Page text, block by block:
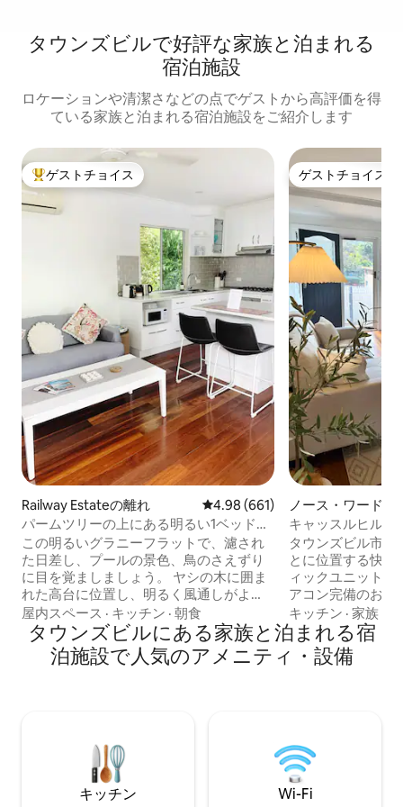
タウンズビルで好評な家族と泊まれる
宿泊施設
ロケーションや清潔さなどの点でゲストから高評価を得
ている家族と泊まれる宿泊施設をご紹介します
大好評のゲストチョイスです。
ゲストチョイス
Railway Estateの離れ レビュー661件、5つ星中4.98つ
4.98 (661)
パームツリーの上にある明るい1ベッドル
ームのアパート
この明るいグラニーフラットで、濾され
た日差し、プールの景色、鳥のさえずり
に目を覚ましましょう。 ヤシの木に囲ま
れた高台に位置し、明るく風通しがよ
く、快適でプライベートな空間で、リラ
ックスした熱帯の隠れ家です。 緑豊かな
レイルウェイ・エステートにあり、QCB
スタジアムまで徒歩圏内、市内とストラ
機を備えた専用バスルームを備えたグラ
ニーフラット全体をご利用いただけま
屋内スペース · キッチン · 朝食
ゲストチョイス
ゲストチョイス
ノース・ワードの
ン・アパート
キャッスルヒルに
ートメント
タウンズビル市の
とに位置する快適
ィックユニットです。 最近改装
アコン完備のお部
ッチンにはコーヒ
り、スタイリッシ
あります。 QLDカントリーバンクスタジ
アム、シティレ
のすぐそばです！ 街の中心部からサニー
タウンズビルのす
い
キッチン ·家族
タウンズビルにある家族と泊まれる宿
泊施設で人気のアメニティ・設備
キッチン Wi-Fi